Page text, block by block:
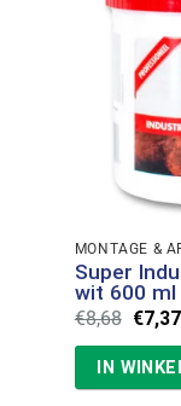
MONTAGE &
Super
wit 600 ml
€8,68
prijs
€7,37
IN